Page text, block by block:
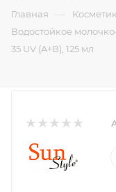
Главная —
Водостойкое
35 UV (A+B), 125 мл